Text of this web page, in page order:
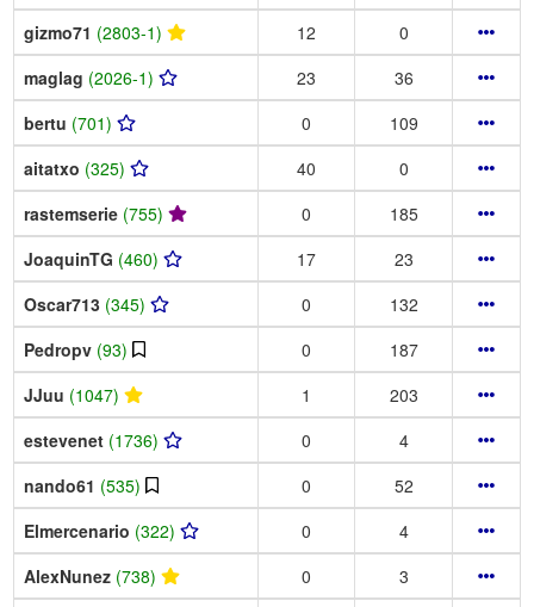
gizmo71 (2803-1) 12
0
maglag (2026-1) 23
36
bertu (701) 0
109
aitatxo (325) 40
0
rastemserie (755) 0
185
JoaquinTG (460) 17
23
Oscar713 (345) 0
132
Pedropv (93) 0
187
JJuu (1047) 1
203
estevenet (1736) 0
4
nando61 (535) 0
52
Elmercenario (322) 0
4
AlexNunez (738) 0
3